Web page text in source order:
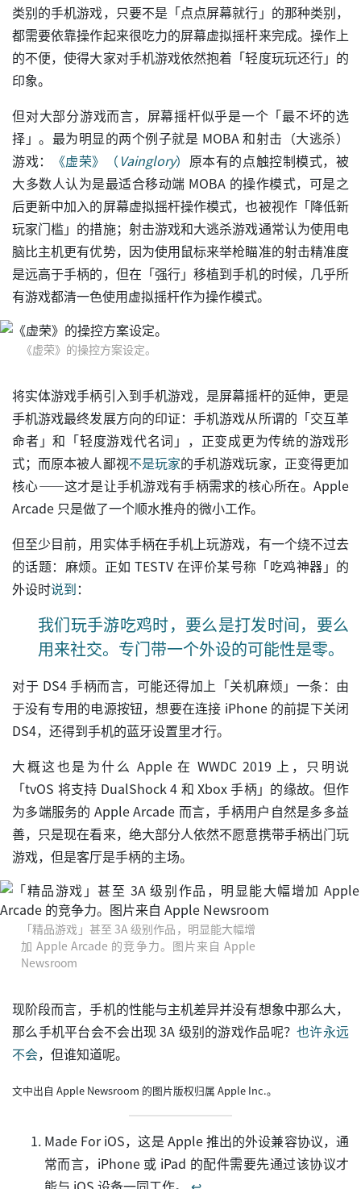
类别的手机游戏，只要不是「点点屏幕就行」的那种类别，
都需要依靠操作起来很吃力的屏幕虚拟摇杆来完成。操作上
的不便，使得大家对手机游戏依然抱着「轻度玩玩还行」的
印象。
但对大部分游戏而言，屏幕摇杆似乎是一个「最不坏的选
择」。最为明显的两个例子就是 MOBA 和射击（大逃杀）
游戏：
《虚荣》（ Vainglory） 原本有的点触控制模式，被
大多数人认为是最适合移动端 MOBA 的操作模式，可是之
后更新中加入的屏幕虚拟摇杆操作模式，也被视作「降低新
玩家门槛」的措施；射击游戏和大逃杀游戏通常认为使用电
脑比主机更有优势，因为使用鼠标来举枪瞄准的射击精准度
是远高于手柄的，但在「强行」移植到手机的时候，几乎所
有游戏都清一色使用虚拟摇杆作为操作模式。
《虚荣》的操控方案设定。
将实体游戏手柄引入到手机游戏，是屏幕摇杆的延伸，更是
手机游戏最终发展方向的印证：手机游戏从所谓的「交互革
命者」和「轻度游戏代名词」，正变成更为传统的游戏形
式；而原本被人鄙视不是玩家的手机游戏玩家，正变得更加
核心——这才是让手机游戏有手柄需求的核心所在。Apple
Arcade 只是做了一个顺水推舟的微小工作。
但至少目前，用实体手柄在手机上玩游戏，有一个绕不过去
的话题：麻烦。正如 TESTV 在评价某号称「吃鸡神器」的
外设时说到：
我们玩手游吃鸡时，要么是打发时间，要么
用来社交。专门带一个外设的可能性是零。
对于 DS4 手柄而言，可能还得加上「关机麻烦」一条：由
于没有专用的电源按钮，想要在连接 iPhone 的前提下关闭
DS4，还得到手机的蓝牙设置里才行。
大概这也是为什么 Apple 在 WWDC 2019 上，只明说
「tvOS 将支持 DualShock 4 和 Xbox 手柄」的缘故。但作
为多端服务的 Apple Arcade 而言，手柄用户自然是多多益
善，只是现在看来，绝大部分人依然不愿意携带手柄出门玩
游戏，但是客厅是手柄的主场。
「精品游戏」甚至 3A 级别作品，明显能大幅增
加 Apple Arcade 的竞争力。图片来自 Apple
Newsroom
现阶段而言，手机的性能与主机差异并没有想象中那么大，
那么手机平台会不会出现 3A 级别的游戏作品呢？也许永远
不会，但谁知道呢。
文中出自 Apple Newsroom 的图片版权归属 Apple Inc.。
Made For iOS，这是 Apple 推出的外设兼容协议，通
常而言，iPhone 或 iPad 的配件需要先通过该协议才